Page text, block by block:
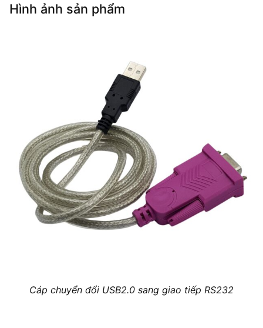
Hình ảnh sản phẩm
Cáp chuyển đổi USB2.0 sang giao tiếp RS232